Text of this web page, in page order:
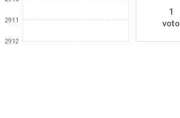
2911
2912
1
voto